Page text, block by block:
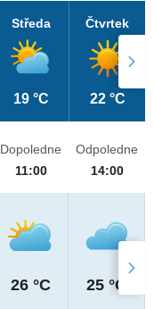
Středa
19 °C
Čtvrtek
22 °C
Dopoledne
11:00
26 °C
Odpoledne
14:00
25 °C